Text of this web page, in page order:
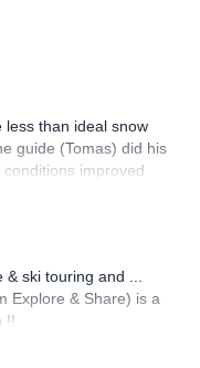
less than ideal snow
guide (Tomas) did his
improved
Japow that Hokkaido is
ski touring and ...
Explore & Share) is a
!!